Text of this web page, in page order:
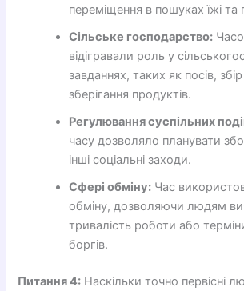
переміщення в пошуках їжі та
Сільське господарство:
відігравали роль у
завданнях, таких як посів,
зберігання продуктів.
Регулювання суспільних
часу дозволяло планувати
інші соціальні заходи.
Сфері обміну: Час
обміну, дозволяючи людям
тривалість роботи або
боргів.
Питання 4: Наскільки точно первісні